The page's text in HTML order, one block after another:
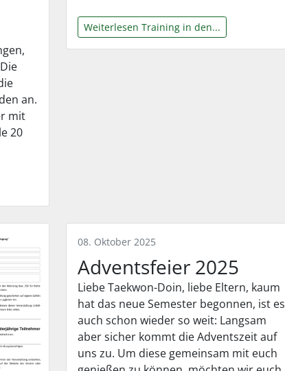
an.
mit
20
Weiterlesen Training in den...
08. Oktober 2025
Adventsfeier 2025
Liebe Taekwon-Doin, liebe Eltern, kaum
hat das neue Semester begonnen, ist es
auch schon wieder so weit: Langsam
aber sicher kommt die Adventszeit auf
uns zu. Um diese gemeinsam mit euch